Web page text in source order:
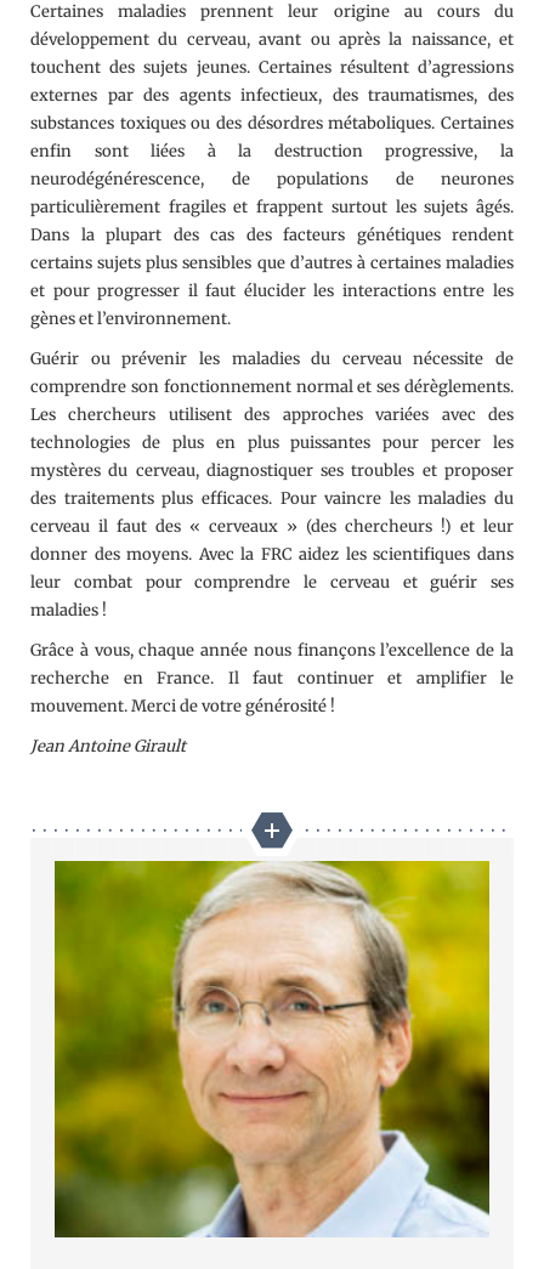
Certaines maladies prennent leur origine au cours du
développement du cerveau, avant ou après la naissance, et
touchent des sujets jeunes. Certaines résultent d’agressions
externes par des agents infectieux, des traumatismes, des
substances toxiques ou des désordres métaboliques. Certaines
enfin sont liées à la destruction progressive, la
neurodégénérescence, de populations de neurones
particulièrement fragiles et frappent surtout les sujets âgés.
Dans la plupart des cas des facteurs génétiques rendent
certains sujets plus sensibles que d’autres à certaines maladies
et pour progresser il faut élucider les interactions entre les
gènes et l’environnement.
Guérir ou prévenir les maladies du cerveau nécessite de
comprendre son fonctionnement normal et ses dérèglements.
Les chercheurs utilisent des approches variées avec des
technologies de plus en plus puissantes pour percer les
mystères du cerveau, diagnostiquer ses troubles et proposer
des traitements plus efficaces. Pour vaincre les maladies du
cerveau il faut des « cerveaux » (des chercheurs !) et leur
donner des moyens. Avec la FRC aidez les scientifiques dans
leur combat pour comprendre le cerveau et guérir ses
maladies !
Grâce à vous, chaque année nous finançons l’excellence de la
recherche en France. Il faut continuer et amplifier le
mouvement. Merci de votre générosité !
Jean Antoine Girault